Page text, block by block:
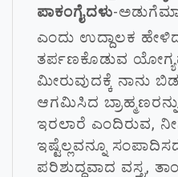
ಪಾಕಂಗೈದಳು-
ಎಂದು ಉದ್ದಾಲಕ
ತರ್ಪಣಕೊಡುವ
ಮೀರುವುದಕ್ಕೆ ನಾನು
ಆಗಮಿಸಿದ
ಇರಲಾರೆ ಎಂದಿರುವ,
ಇಷ್ಟೆಲ್ಲವನ್ನೂ
ಪರಿಶುದ್ಧವಾದ ವಸ್ತ್ರ,